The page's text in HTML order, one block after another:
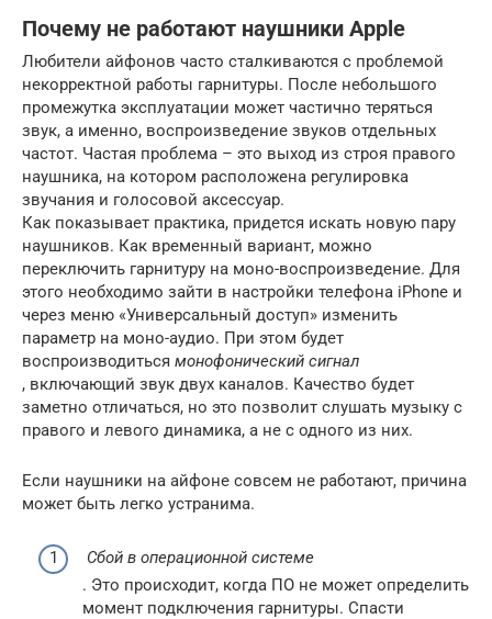
Почему не работают наушники Apple
Любители айфонов часто сталкиваются с проблемой
некорректной работы гарнитуры. После небольшого
промежутка эксплуатации может частично теряться
звук, а именно, воспроизведение звуков отдельных
частот. Частая проблема – это выход из строя правого
наушника, на котором расположена регулировка
звучания и голосовой аксессуар.
Как показывает практика, придется искать новую пару
наушников. Как временный вариант, можно
переключить гарнитуру на моно-воспроизведение. Для
этого необходимо зайти в настройки телефона iPhone и
через меню «Универсальный доступ» изменить
параметр на моно-аудио. При этом будет
воспроизводиться монофонический сигнал
, включающий звук двух каналов. Качество будет
заметно отличаться, но это позволит слушать музыку с
правого и левого динамика, а не с одного из них.
Если наушники на айфоне совсем не работают, причина
может быть легко устранима.
Сбой в операционной системе
. Это происходит, когда ПО не может определить
момент подключения гарнитуры. Спасти